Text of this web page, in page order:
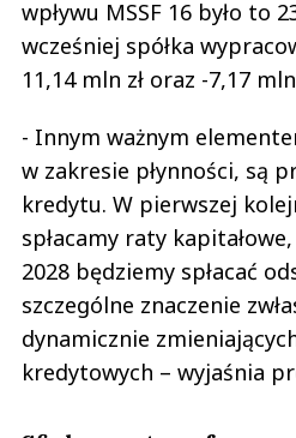
wpływu MSSF 16 było to
wcześniej spółka
11,14 mln zł oraz -7,17 mln
- Innym ważnym
w zakresie płynności, są
kredytu. W pierwszej
spłacamy raty
2028 będziemy spłacać
szczególne znaczenie
dynamicznie
kredytowych – wyjaśnia